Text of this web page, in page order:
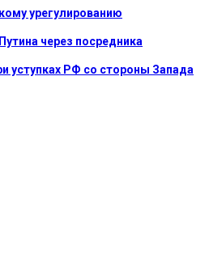
урегулированию
через посредника
уступках РФ со стороны Запада